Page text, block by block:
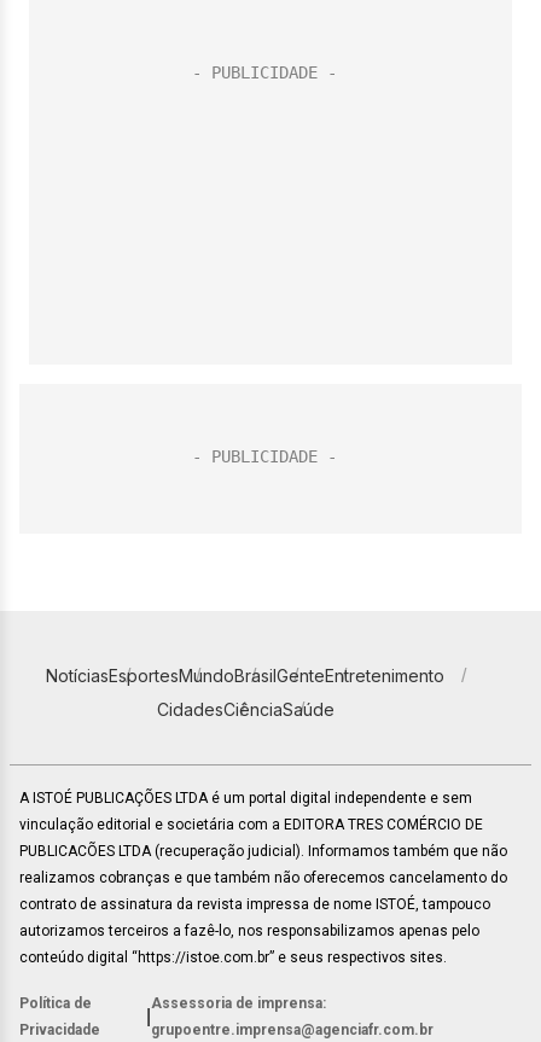
NotíciasEsportesMundoBrasilGenteEntretenimento
CidadesCiênciaSaúde
A ISTOÉ PUBLICAÇÕES LTDA é um portal digital independente e sem
vinculação editorial e societária com a EDITORA TRES COMÉRCIO DE
PUBLICACÕES LTDA (recuperação judicial). Informamos também que não
realizamos cobranças e que também não oferecemos cancelamento do
contrato de assinatura da revista impressa de nome ISTOÉ, tampouco
autorizamos terceiros a fazê-lo, nos responsabilizamos apenas pelo
conteúdo digital “https://istoe.com.br” e seus respectivos sites.
Política de
Privacidade
Assessoria de imprensa:
grupoentre.imprensa@agenciafr.com.br